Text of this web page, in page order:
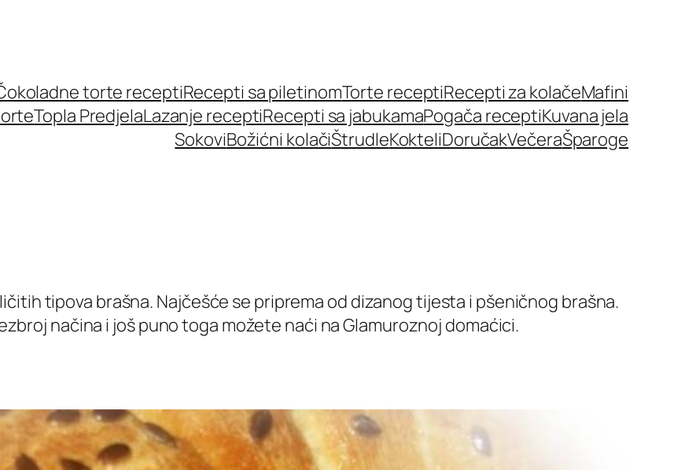
torte receptiRecepti sa piletinomTorte receptiRecepti za kolačeMafini
Topla PredjelaLazanje receptiRecepti sa jabukamaPogača receptiKuvana jela
SokoviBožićni kolačiŠtrudleKokteliDoručakVečeraŠparoge
tipova brašna. Najčešće se priprema od dizanog tijesta i pšeničnog brašna.
načina i još puno toga možete naći na Glamuroznoj domaćici.